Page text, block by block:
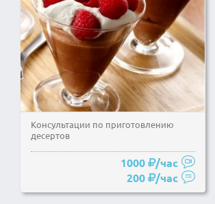
Консультации по приготовлению
десертов
1000
/час
200
/час